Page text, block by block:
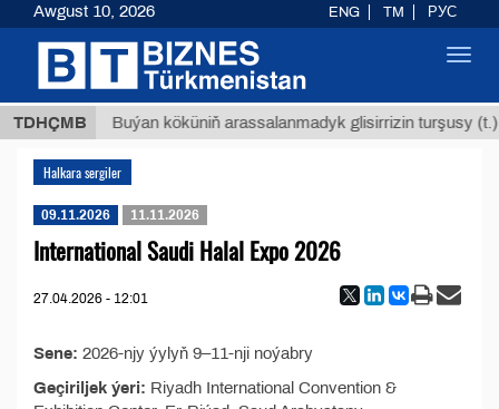
TDHÇMB
ТМТ Buýan köküniň arassalanmadyk glisirrizin turşusy (t.)
Halkara sergiler
09.11.2026 11.11.2026
International Saudi Halal Expo 2026
27.04.2026 - 12:01
Sene: 2026-njy ýylyň 9–11-nji noýabry
Geçiriljek ýeri: Riyadh International Convention &
Awgust 10, 2026 ENG TM РУС